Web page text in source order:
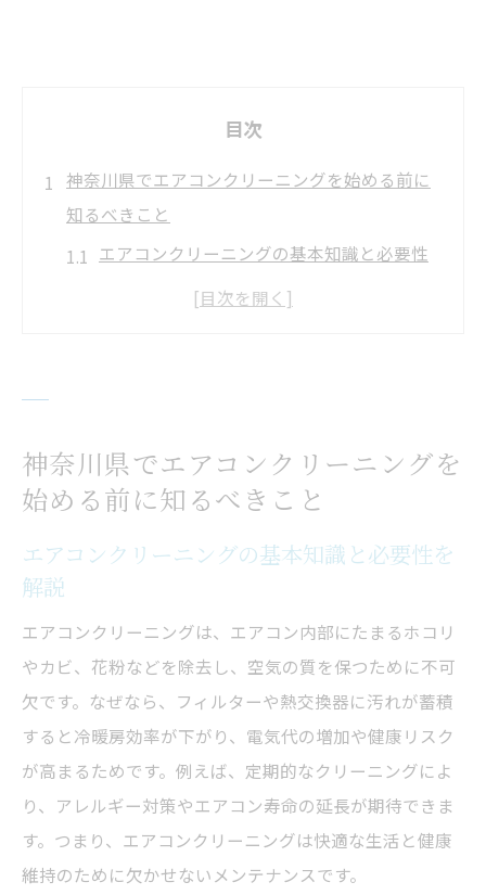
目次
神奈川県でエアコンクリーニングを始める前に
知るべきこと
エアコンクリーニングの基本知識と必要性
自分でエアコンクリーニングを始める前の
準備ポイント
エアコンクリーニングで快適な住環境を実
おすすめのエアコンクリーニングタイミン
グと注意点
自分でできるエアコンクリーニングの基本手順
を解説
エアコンクリーニング初心者でもできる手
順を丁寧に紹介
エアコンクリーニングに使う道具と選び方
のポイント
神奈川県でエアコンクリーニングを
始める前に知るべきこと
エアコンクリーニングの基本知識と必要性を
解説
エアコンクリーニングは、エアコン内部にたまるホコリ
やカビ、花粉などを除去し、空気の質を保つために不可
欠です。なぜなら、フィルターや熱交換器に汚れが蓄積
すると冷暖房効率が下がり、電気代の増加や健康リスク
が高まるためです。例えば、定期的なクリーニングによ
り、アレルギー対策やエアコン寿命の延長が期待できま
す。つまり、エアコンクリーニングは快適な生活と健康
維持のために欠かせないメンテナンスです。